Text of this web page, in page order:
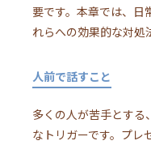
要です。本章では、日
れらへの効果的な対処
人前で話すこと
多くの人が苦手とする
なトリガーです。プレ